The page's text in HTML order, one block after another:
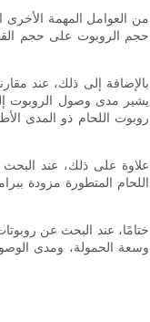
من العوامل المهمة الأخرى
حجم الروبوت على حجم
بالإضافة إلى ذلك، عند
يشير مدى وصول الروبوت
روبوت اللحام ذو المدى
علاوة على ذلك، عند البحث
اللحام المتطورة مزودة
ختامًا، عند البحث عن
وسعة الحمولة، ومدى